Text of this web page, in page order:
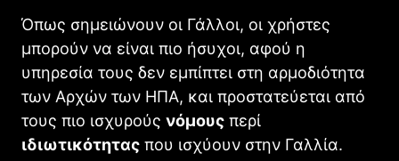
Όπως σημειώνουν οι Γάλλοι, οι χρήστες
μπορούν να είναι πιο ήσυχοι, αφού η
υπηρεσία τους δεν εμπίπτει στη αρμοδιότητα
των Αρχών των ΗΠΑ, και προστατεύεται από
τους πιο ισχυρούς νόμους περί
ιδιωτικότητας που ισχύουν στην Γαλλία.